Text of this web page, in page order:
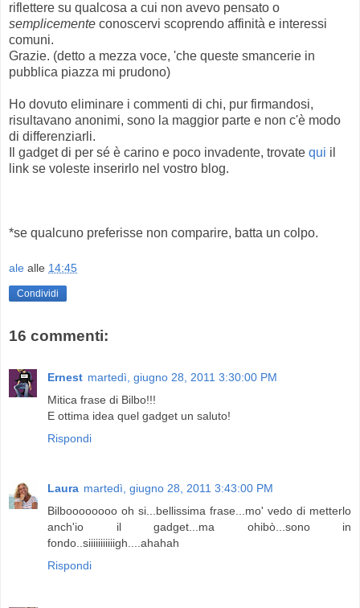
riflettere su qualcosa a cui non avevo pensato o
semplicemente conoscervi scoprendo affinità e interessi
comuni.
Grazie. (detto a mezza voce, 'che queste smancerie in
pubblica piazza mi prudono)
Ho dovuto eliminare i commenti di chi, pur firmandosi,
risultavano anonimi, sono la maggior parte e non c'è modo
di differenziarli.
Il gadget di per sé è carino e poco invadente, trovate qui il
link se voleste inserirlo nel vostro blog.
*se qualcuno preferisse non comparire, batta un colpo.
ale alle 14:45
Condividi
16 commenti:
Ernest martedì, giugno 28, 2011 3:30:00 PM
Mitica frase di Bilbo!!!
E ottima idea quel gadget un saluto!
Rispondi
Laura martedì, giugno 28, 2011 3:43:00 PM
Bilboooooooo oh si...bellissima frase...mo' vedo di metterlo
anch'io il gadget...ma ohibò...sono in
fondo..siiiiiiiiiiigh....ahahah
Rispondi